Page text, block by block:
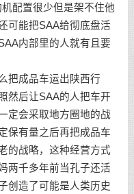
配置很少但是架不住他
可能把SAA给彻底盘活
内部里的人就有且要
把成品车运出陕西行
然后让SAA的人把车开
定会采取地方圈地的战
保有量之后再把成品车
的战略，这种经营方式
两千多年前当孔子还活
创造了可能是人类历史